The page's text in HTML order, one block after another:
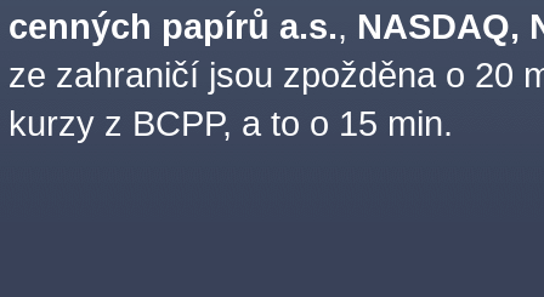
cenných papírů a.s., NASDAQ,
ze zahraničí jsou zpožděna o 20
kurzy z BCPP, a to o 15 min.